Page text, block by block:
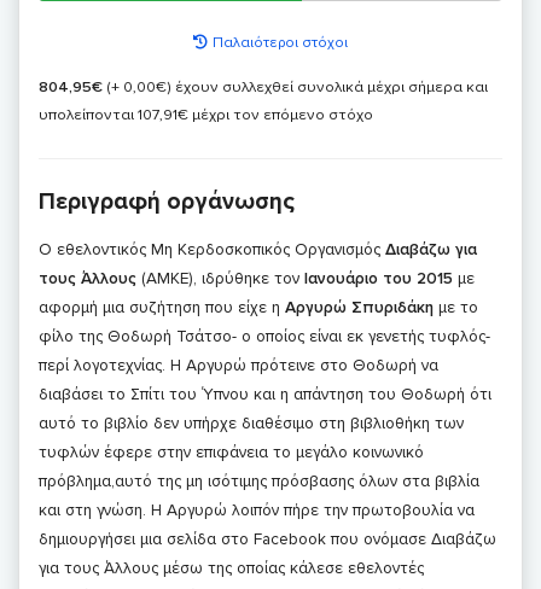
Παλαιότεροι στόχοι
804,95€ (+ 0,00€) έχουν συλλεχθεί συνολικά μέχρι σήμερα και
υπολείπονται 107,91€ μέχρι τον επόμενο στόχο
Περιγραφή οργάνωσης
Ο εθελοντικός Μη Κερδοσκοπικός Οργανισμός Διαβάζω για
τους Άλλους (ΑΜΚΕ), ιδρύθηκε τον Ιανουάριο του 2015 με
αφορμή μια συζήτηση που είχε η Αργυρώ Σπυριδάκη με το
φίλο της Θοδωρή Τσάτσο- ο οποίος είναι εκ γενετής τυφλός-
περί λογοτεχνίας. Η Αργυρώ πρότεινε στο Θοδωρή να
διαβάσει το Σπίτι του Ύπνου και η απάντηση του Θοδωρή ότι
αυτό το βιβλίο δεν υπήρχε διαθέσιμο στη βιβλιοθήκη των
τυφλών έφερε στην επιφάνεια το μεγάλο κοινωνικό
πρόβλημα,αυτό της μη ισότιμης πρόσβασης όλων στα βιβλία
και στη γνώση. Η Αργυρώ λοιπόν πήρε την πρωτοβουλία να
δημιουργήσει μια σελίδα στο Facebook που ονόμασε Διαβάζω
για τους Άλλους μέσω της οποίας κάλεσε εθελοντές